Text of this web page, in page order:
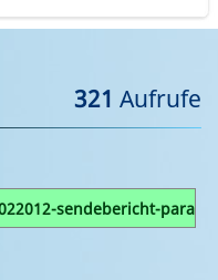
321 Aufrufe